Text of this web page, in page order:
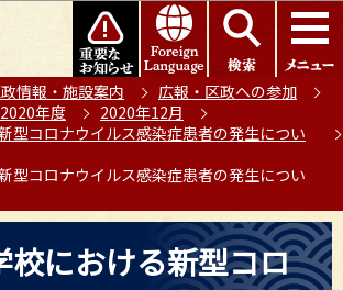
このページの本文へ移動
情報・施設案内
広報・区政への参加
2020年度
2020年12月
型コロナウイルス感染症患者の発生につい
型コロナウイルス感染症患者の発生につい
校における新型コロ